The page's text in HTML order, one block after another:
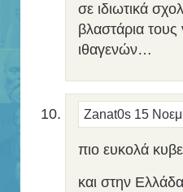
σε ιδιωτικά
βλαστάρια
ιθαγενών…
Zanat0s 15
πιο ευκολά
και στην